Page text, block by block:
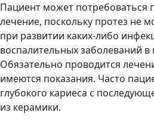
Пациент может потребоваться
лечение, поскольку протез не
при развитии каких-либо
воспалительных заболеваний в
Обязательно проводится
имеются показания. Часто
глубокого кариеса с
из керамики.